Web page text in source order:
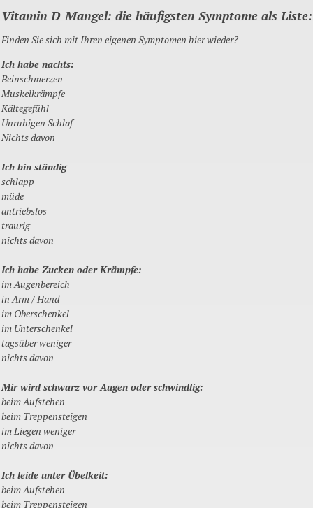
Vitamin D-Mangel: die häufigsten Symptome als Liste:
Finden Sie sich mit Ihren eigenen Symptomen hier wieder?
Ich habe nachts:
Beinschmerzen
Muskelkrämpfe
Kältegefühl
Unruhigen Schlaf
Nichts davon
Ich bin ständig
schlapp
müde
antriebslos
traurig
nichts davon
Ich habe Zucken oder Krämpfe:
im Augenbereich
in Arm / Hand
im Oberschenkel
im Unterschenkel
tagsüber weniger
nichts davon
Mir wird schwarz vor Augen oder schwindlig:
beim Aufstehen
beim Treppensteigen
im Liegen weniger
nichts davon
Ich leide unter Übelkeit:
beim Aufstehen
beim Treppensteigen